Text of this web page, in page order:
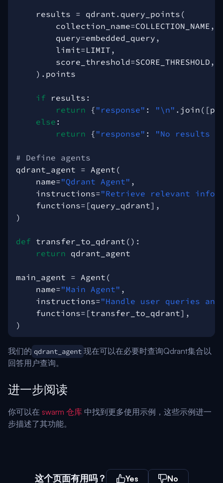
results = qdrant . query_points (
collection_name=COLLECTION_NAME ,
query=embedded_query ,
limit=LIMIT ,
score_threshold=SCORE_THRESHOLD ,
) . points
if results :
return
{ "response" : " \n" . join ([
else :
return
{ "response" : "No results
# Define agents
qdrant_agent = Agent (
name="Qdrant Agent" ,
instructions="Retrieve relevant info
functions= [query_qdrant],
)
def transfer_to_qdrant ():
return qdrant_agent
main_agent = Agent (
name="Main Agent" ,
instructions="Handle user queries
functions= [transfer_to_qdrant],
)
我们的 qdrant_agent 现在可以在必要时查询Qdrant集合以
回答用户查询。
进一步阅读
你可以在 swarm 仓库 中找到更多使用示例，这些示例进一
步描述了其功能。
这个页面有用吗？ Yes No